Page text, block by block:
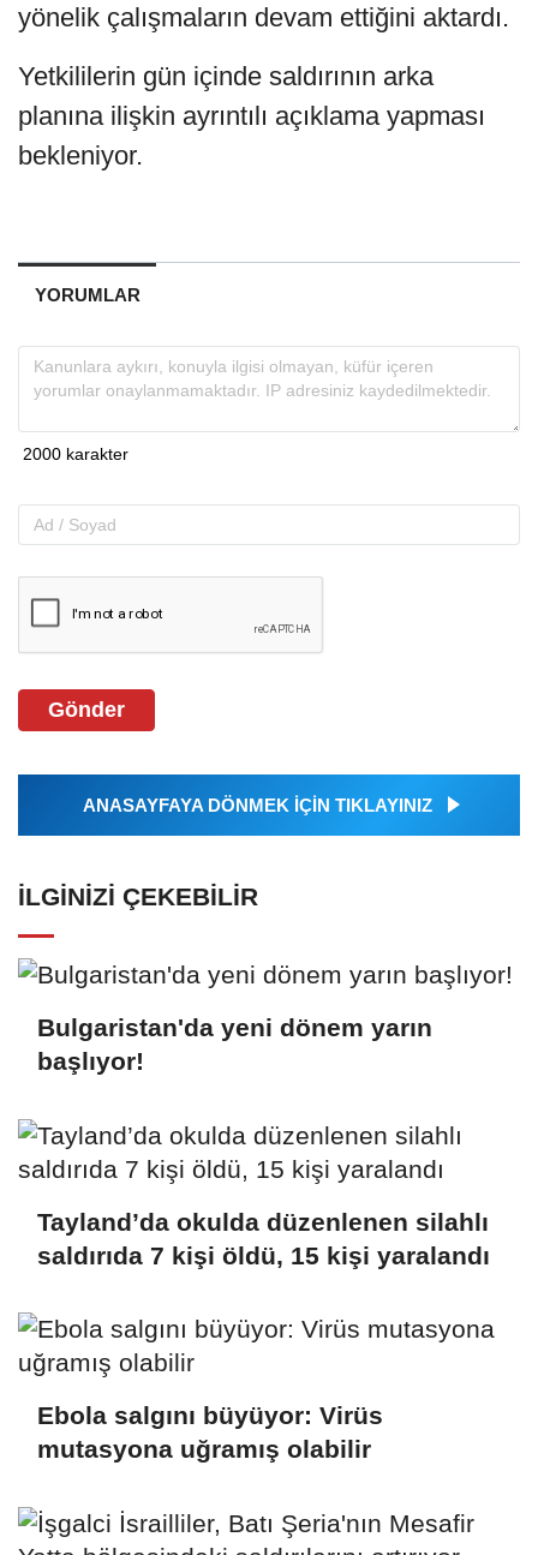
yönelik çalışmaların devam ettiğini aktardı.
Yetkililerin gün içinde saldırının arka
planına ilişkin ayrıntılı açıklama yapması
bekleniyor.
YORUMLAR
Gönder
ANASAYFAYA DÖNMEK İÇİN TIKLAYINIZ
İLGINIZI ÇEKEBILIR
Bulgaristan'da yeni dönem yarın
başlıyor!
Tayland’da okulda düzenlenen silahlı
saldırıda 7 kişi öldü, 15 kişi yaralandı
Ebola salgını büyüyor: Virüs
mutasyona uğramış olabilir